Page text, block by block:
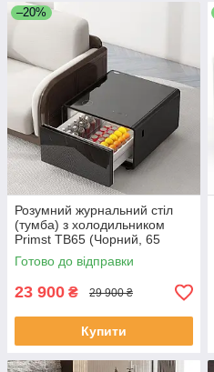
–20%
Розумний журнальний стіл
(тумба) з холодильником
Primst TB65 (Чорний, 65
літрів)
Готово до відправки
23 900 ₴ 29 900 ₴
Купити